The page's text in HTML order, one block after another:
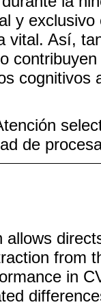
y
vital. Así,
cognitivos
de
allows
from
in